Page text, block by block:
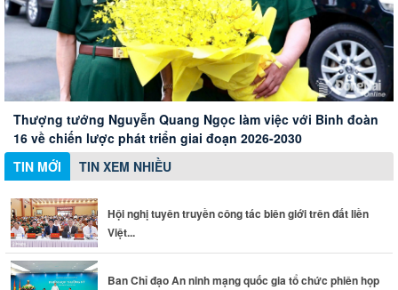
TIN MỚI TIN XEM NHIỀU
Hội nghị tuyên truyền công tác biên giới trên đất liền Việt
Nam - Campuchia
Ban Chỉ đạo An ninh mạng quốc gia tổ chức phiên họp
thường kỳ
Thượng tướng Nguyễn Quang Ngọc làm việc với Binh đoàn
16 về chiến lược phát triển giai đoạn 2026-2030
Xây dựng Hội Nữ trí thức thành phố thành mạng lưới nữ
chuyên gia chất lượng
Thành phố Đồng Nai đánh giá cao những đóng góp của
doanh nghiệp Đức
Hội nghị tuyên truyền công tác biên giới trên đất liền
Việt...
Ban Chỉ đạo An ninh mạng quốc gia tổ chức phiên họp